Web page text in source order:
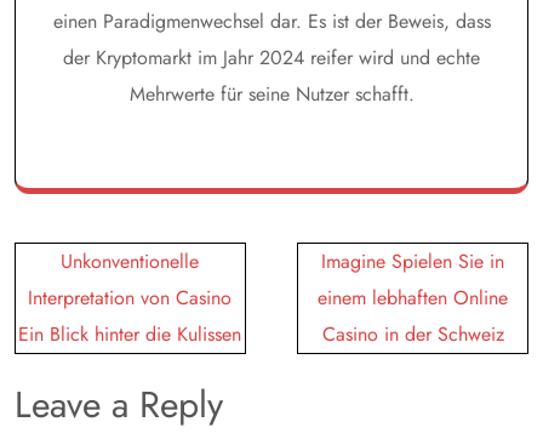
einen Paradigmenwechsel dar. Es ist der Beweis, dass
der Kryptomarkt im Jahr 2024 reifer wird und echte
Mehrwerte für seine Nutzer schafft.
Post
navigation
Unkonventionelle
Interpretation von Casino
Ein Blick hinter die Kulissen
Imagine Spielen Sie in
einem lebhaften Online
Casino in der Schweiz
Leave a Reply